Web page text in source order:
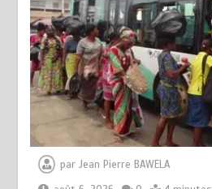
parJean Pierre BAWELA